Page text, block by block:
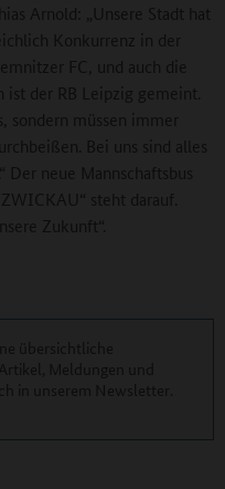
Arnold: „Unsere Stadt hat
Konkurrenz in der
FC, und auch die
der RB Leipzig gemeint.
sondern müssen immer
Bei uns sind alles
neue Mannschaftsbus
steht darauf.
Zukunft“.